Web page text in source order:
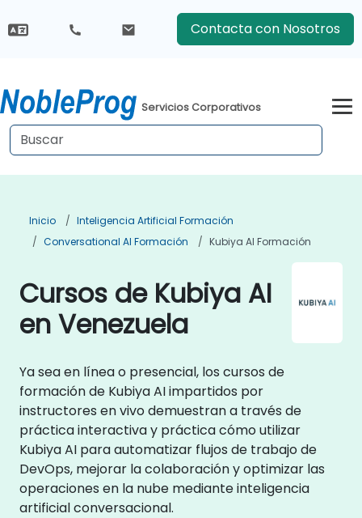
Contacta con Nosotros
Servicios Corporativos
Inicio
Inteligencia Artificial Formación
Conversational AI Formación
Kubiya AI Formación
Cursos de Kubiya AI
en Venezuela
Ya sea en línea o presencial, los cursos de
formación de Kubiya AI impartidos por
instructores en vivo demuestran a través de
práctica interactiva y práctica cómo utilizar
Kubiya AI para automatizar flujos de trabajo de
DevOps, mejorar la colaboración y optimizar las
operaciones en la nube mediante inteligencia
artificial conversacional.